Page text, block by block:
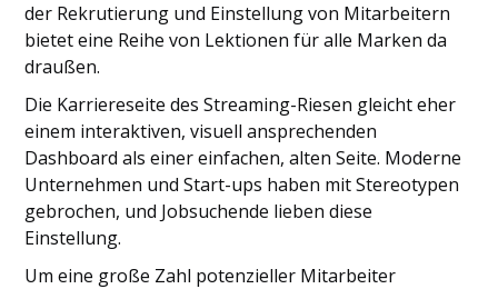
der Rekrutierung und Einstellung von Mitarbeitern
bietet eine Reihe von Lektionen für alle Marken da
draußen.
Die Karriereseite des Streaming-Riesen gleicht eher
einem interaktiven, visuell ansprechenden
Dashboard als einer einfachen, alten Seite. Moderne
Unternehmen und Start-ups haben mit Stereotypen
gebrochen, und Jobsuchende lieben diese
Einstellung.
Um eine große Zahl potenzieller Mitarbeiter